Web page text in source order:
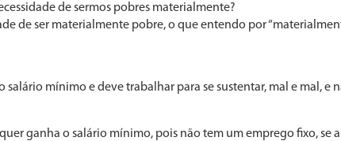
de sermos pobres materialmente?
de ser materialmen­te pobre, o que entendo por
salário mínimo e deve trabalhar para se sustentar, mal e mal, e
ganha o sa­lário mínimo, pois não tem um emprego fixo, se